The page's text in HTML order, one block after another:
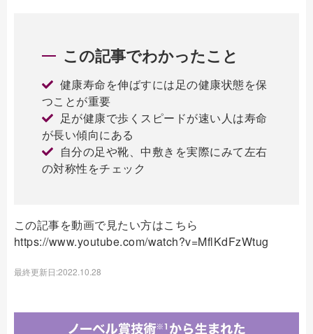
この記事でわかったこと
健康寿命を伸ばすには足の健康状態を保
つことが重要
足が健康で歩くスピードが速い人は寿命
が長い傾向にある
自分の足や靴、中敷きを実際にみて左右
の対称性をチェック
この記事を動画で見たい方はこちら
https://www.youtube.com/watch?v=MflKdFzWtug
最終更新日:2022.10.28